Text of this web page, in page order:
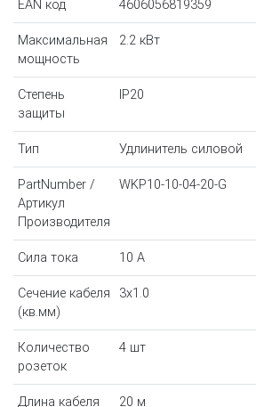
EAN код 4606056819359
Максимальная
мощность
2.2 кВт
Степень
защиты
IP20
Тип Удлинитель силовой
PartNumber /
Артикул
Производителя
WKP10-10-04-20-G
Сила тока 10 A
Сечение кабеля
(кв.мм)
3x1.0
Количество
розеток
4 шт
Длина кабеля 20 м